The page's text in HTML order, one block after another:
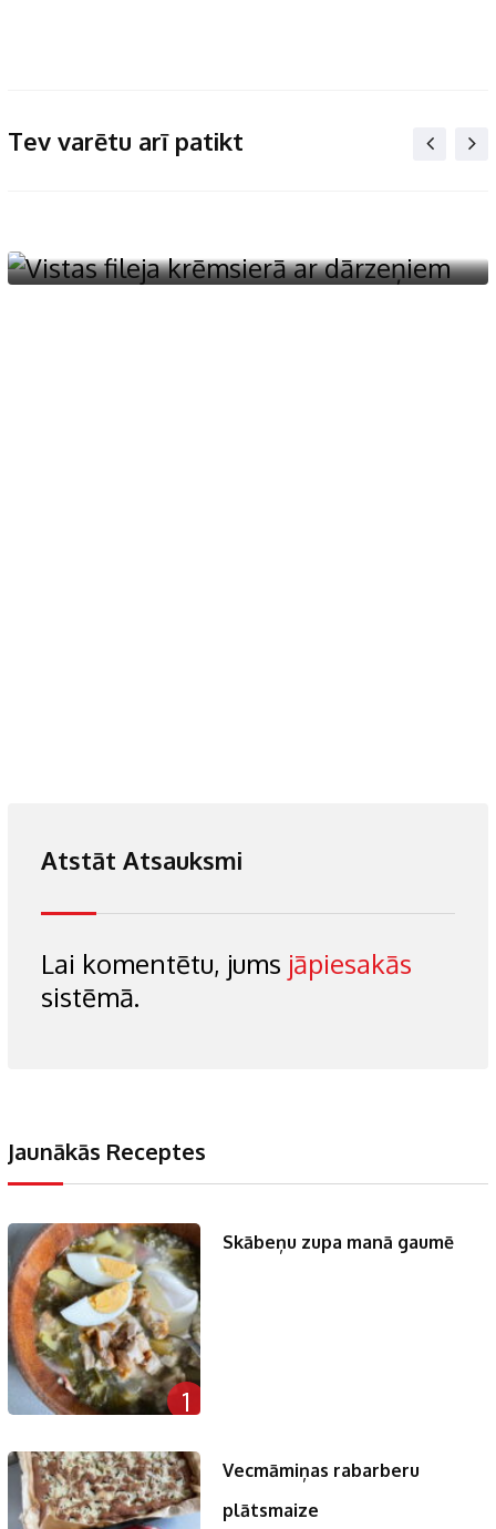
Tev varētu arī patikt
Atstāt Atsauksmi
Lai komentētu, jums jāpiesakās
sistēmā.
Jaunākās Receptes
1
Skābeņu zupa manā gaumē
Vecmāmiņas rabarberu
plātsmaize